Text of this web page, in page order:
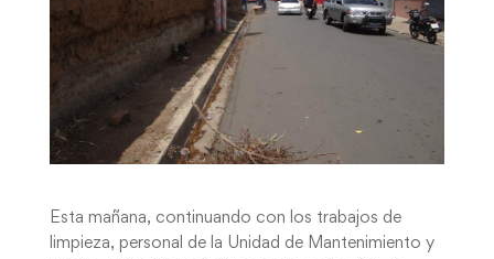
Esta mañana, continuando con los trabajos de
limpieza, personal de la Unidad de Mantenimiento y